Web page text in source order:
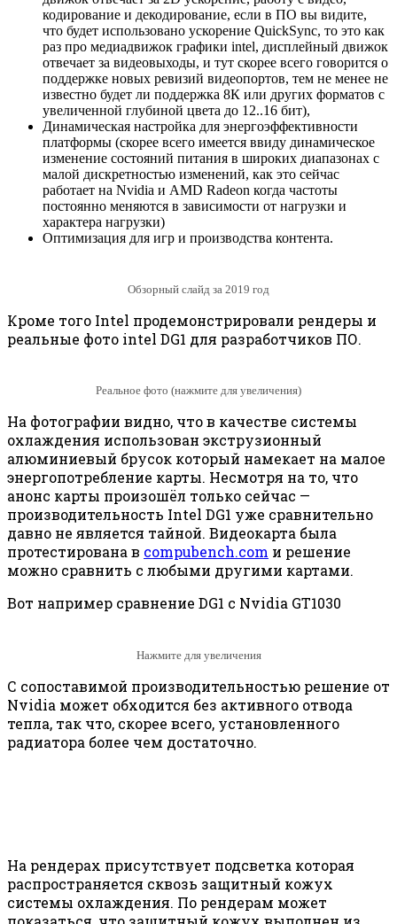
кодирование и декодирование, если в ПО вы видите,
что будет использовано ускорение QuickSync, то это как
раз про медиадвижок графики intel, дисплейный движок
отвечает за видеовыходы, и тут скорее всего говорится о
поддержке новых ревизий видеопортов, тем не менее не
известно будет ли поддержка 8К или других форматов с
увеличенной глубиной цвета до 12..16 бит),
Динамическая настройка для энергоэффективности
платформы (скорее всего имеется ввиду динамическое
изменение состояний питания в широких диапазонах с
малой дискретностью изменений, как это сейчас
работает на Nvidia и AMD Radeon когда частоты
постоянно меняются в зависимости от нагрузки и
характера нагрузки)
Оптимизация для игр и производства контента.
Обзорный слайд за 2019 год
Кроме того Intel продемонстрировали рендеры и
реальные фото intel DG1 для разработчиков ПО.
Реальное фото (нажмите для увеличения)
На фотографии видно, что в качестве системы
охлаждения использован экструзионный
алюминиевый брусок который намекает на малое
энергопотребление карты. Несмотря на то, что
анонс карты произошёл только сейчас —
производительность Intel DG1 уже сравнительно
давно не является тайной. Видеокарта была
протестирована в compubench.com и решение
можно сравнить с любыми другими картами.
Вот например сравнение DG1 с Nvidia GT1030
Нажмите для увеличения
С сопоставимой производительностью решение от
Nvidia может обходится без активного отвода
тепла, так что, скорее всего, установленного
радиатора более чем достаточно.
На рендерах присутствует подсветка которая
распространяется сквозь защитный кожух
системы охлаждения. По рендерам может